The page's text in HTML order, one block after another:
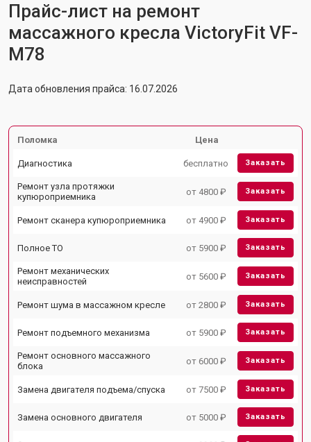
Прайс-лист на ремонт
массажного кресла VictoryFit VF-
M78
Дата обновления прайса: 16.07.2026
Поломка Цена
Диагностика бесплатно Заказать
Ремонт узла протяжки
купюроприемника
от 4800 ₽ Заказать
Ремонт сканера купюроприемника от 4900 ₽ Заказать
Полное ТО от 5900 ₽ Заказать
Ремонт механических
неисправностей
от 5600 ₽ Заказать
Ремонт шума в массажном кресле от 2800 ₽ Заказать
Ремонт подъемного механизма от 5900 ₽ Заказать
Ремонт основного массажного
блока
от 6000 ₽ Заказать
Замена двигателя подъема/спуска от 7500 ₽ Заказать
Замена основного двигателя от 5000 ₽ Заказать